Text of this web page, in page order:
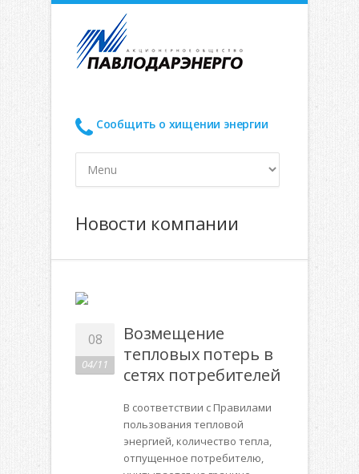
Сообщить о хищении энергии
Новости компании
08
04/11
Возмещение
тепловых потерь в
сетях потребителей
В соответствии с Правилами
пользования тепловой
энергией, количество тепла,
отпущенное потребителю,